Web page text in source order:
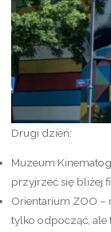
Drugi dzień:
Muzeum
przyjrzeć się bliżej
Orientarium ZOO –
tylko odpocząć, ale